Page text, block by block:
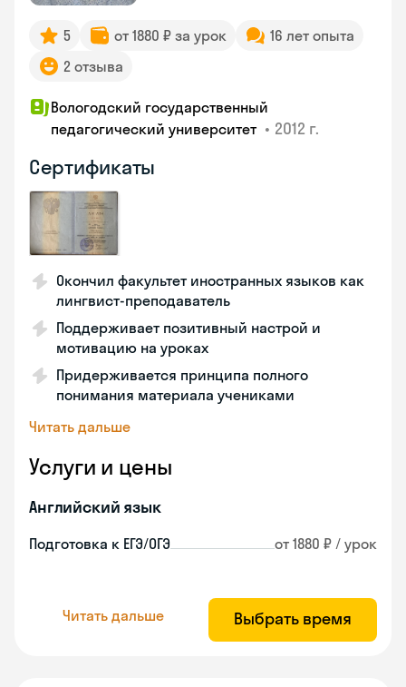
5 от 1880 ₽ за урок
16 лет опыта
2 отзыва
Вологодский государственный
педагогический университет • 2012 г.
Сертификаты
Окончил факультет иностранных языков как
лингвист-преподаватель
Поддерживает позитивный настрой и
мотивацию на уроках
Придерживается принципа полного
понимания материала учениками
Читать дальше
Услуги и цены
Английский язык
Подготовка к ЕГЭ/ОГЭ от 1880 ₽ / урок
Читать дальше Выбрать время